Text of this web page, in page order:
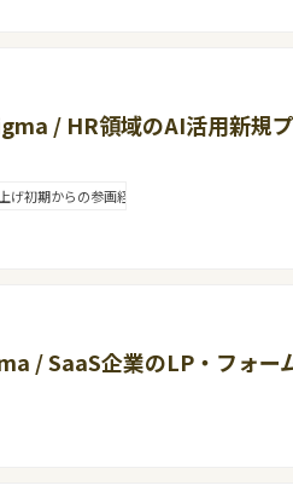
/ HR領域のAI活用新規
げ初期からの参画経験 ・BtoB SaaS、HR
/ SaaS企業のLP・フォー